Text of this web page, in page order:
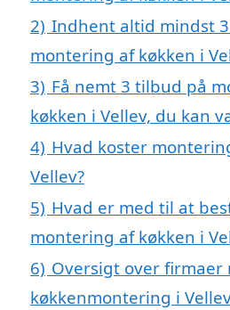
2) Indhent altid mindst
montering af køkken i
3) Få nemt 3 tilbud på
køkken i Vellev, du kan
4) Hvad koster
Vellev?
5) Hvad er med til at
montering af køkken i
6) Oversigt over firmaer
køkkenmontering i